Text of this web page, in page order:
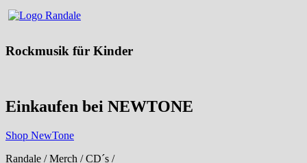
Rockmusik für Kinder
Einkaufen bei NEWTONE
Shop NewTone
Randale / Merch / CD´s /